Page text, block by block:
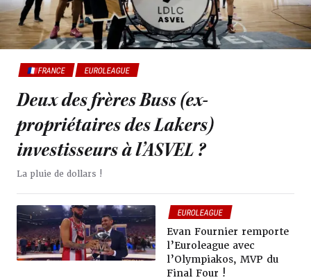
🇫🇷FRANCE EUROLEAGUE
Deux des frères Buss (ex-
propriétaires des Lakers)
investisseurs à l’ASVEL ?
La pluie de dollars !
EUROLEAGUE
Evan Fournier remporte
l’Euroleague avec
l’Olympiakos, MVP du
Final Four !